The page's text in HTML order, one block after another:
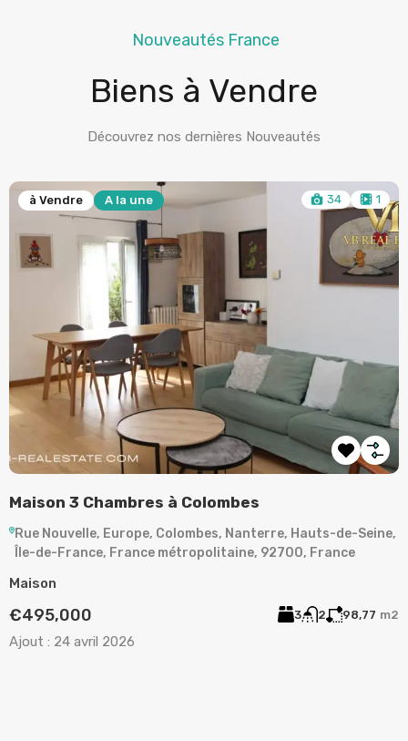
Nouveautés France
Biens à Vendre
Découvrez nos dernières Nouveautés
à Vendre A la une 17
LA GARENNE-COLOMBES – APPARTEMENT 3
PIÈCES
Rue de Plaisance, La Garenne-Colombes, Nanterre, Hauts-
de-Seine, Île-de-France, France métropolitaine, 92250,
Appartement